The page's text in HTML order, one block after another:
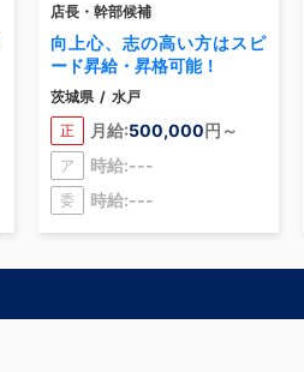
店長・幹部候補
向上心、志の高い方はスピ
ード昇給・昇格可能！
茨城県 / 水戸
正
月給:500,000円～
ア 時給:---
委 時給:---